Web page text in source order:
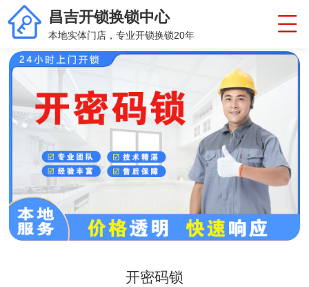
昌吉开锁换锁中心
本地实体门店，专业开锁换锁20年
开密码锁